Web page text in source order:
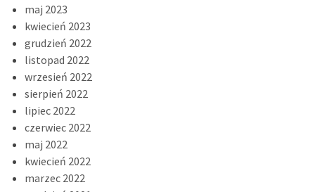
maj 2023
kwiecień 2023
grudzień 2022
listopad 2022
wrzesień 2022
sierpień 2022
lipiec 2022
czerwiec 2022
maj 2022
kwiecień 2022
marzec 2022